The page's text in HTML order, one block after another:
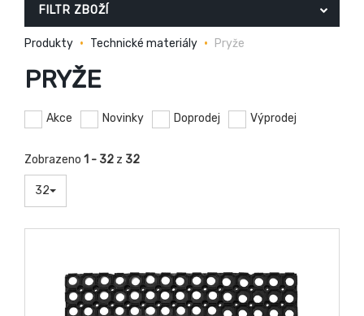
FILTR ZBOŽÍ
Produkty Technické materiály Pryže
PRYŽE
Akce Novinky Doprodej Výprodej
Zobrazeno 1 - 32 z 32
32